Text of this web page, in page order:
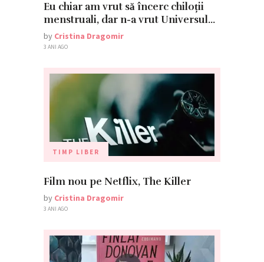
Eu chiar am vrut să încerc chiloții
menstruali, dar n-a vrut Universul…
by Cristina Dragomir
3 ANI AGO
TIMP LIBER
Film nou pe Netflix, The Killer
by Cristina Dragomir
3 ANI AGO